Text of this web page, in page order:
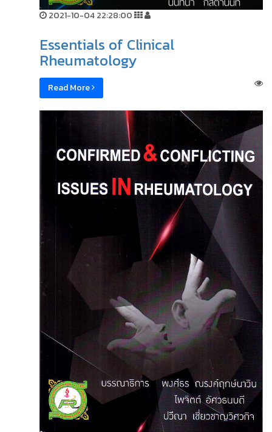
2021-10-04 22:28:00
Essentials of Clinical
Rheumatology
Read More